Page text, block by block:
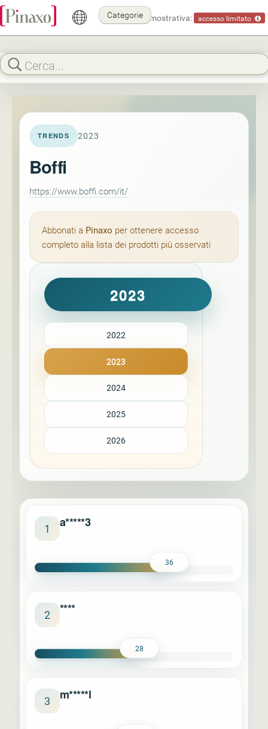
Modalità dimostrativa: accesso limitato
Categorie
TRENDS 2023
Boffi
https://www.boffi.com/it/
Abbonati a Pinaxo per ottenere accesso
completo alla lista dei prodotti più osservati
2023
2022
2023
2024
2025
2026
1 a*****3
36
2 ****
28
3 m*****l